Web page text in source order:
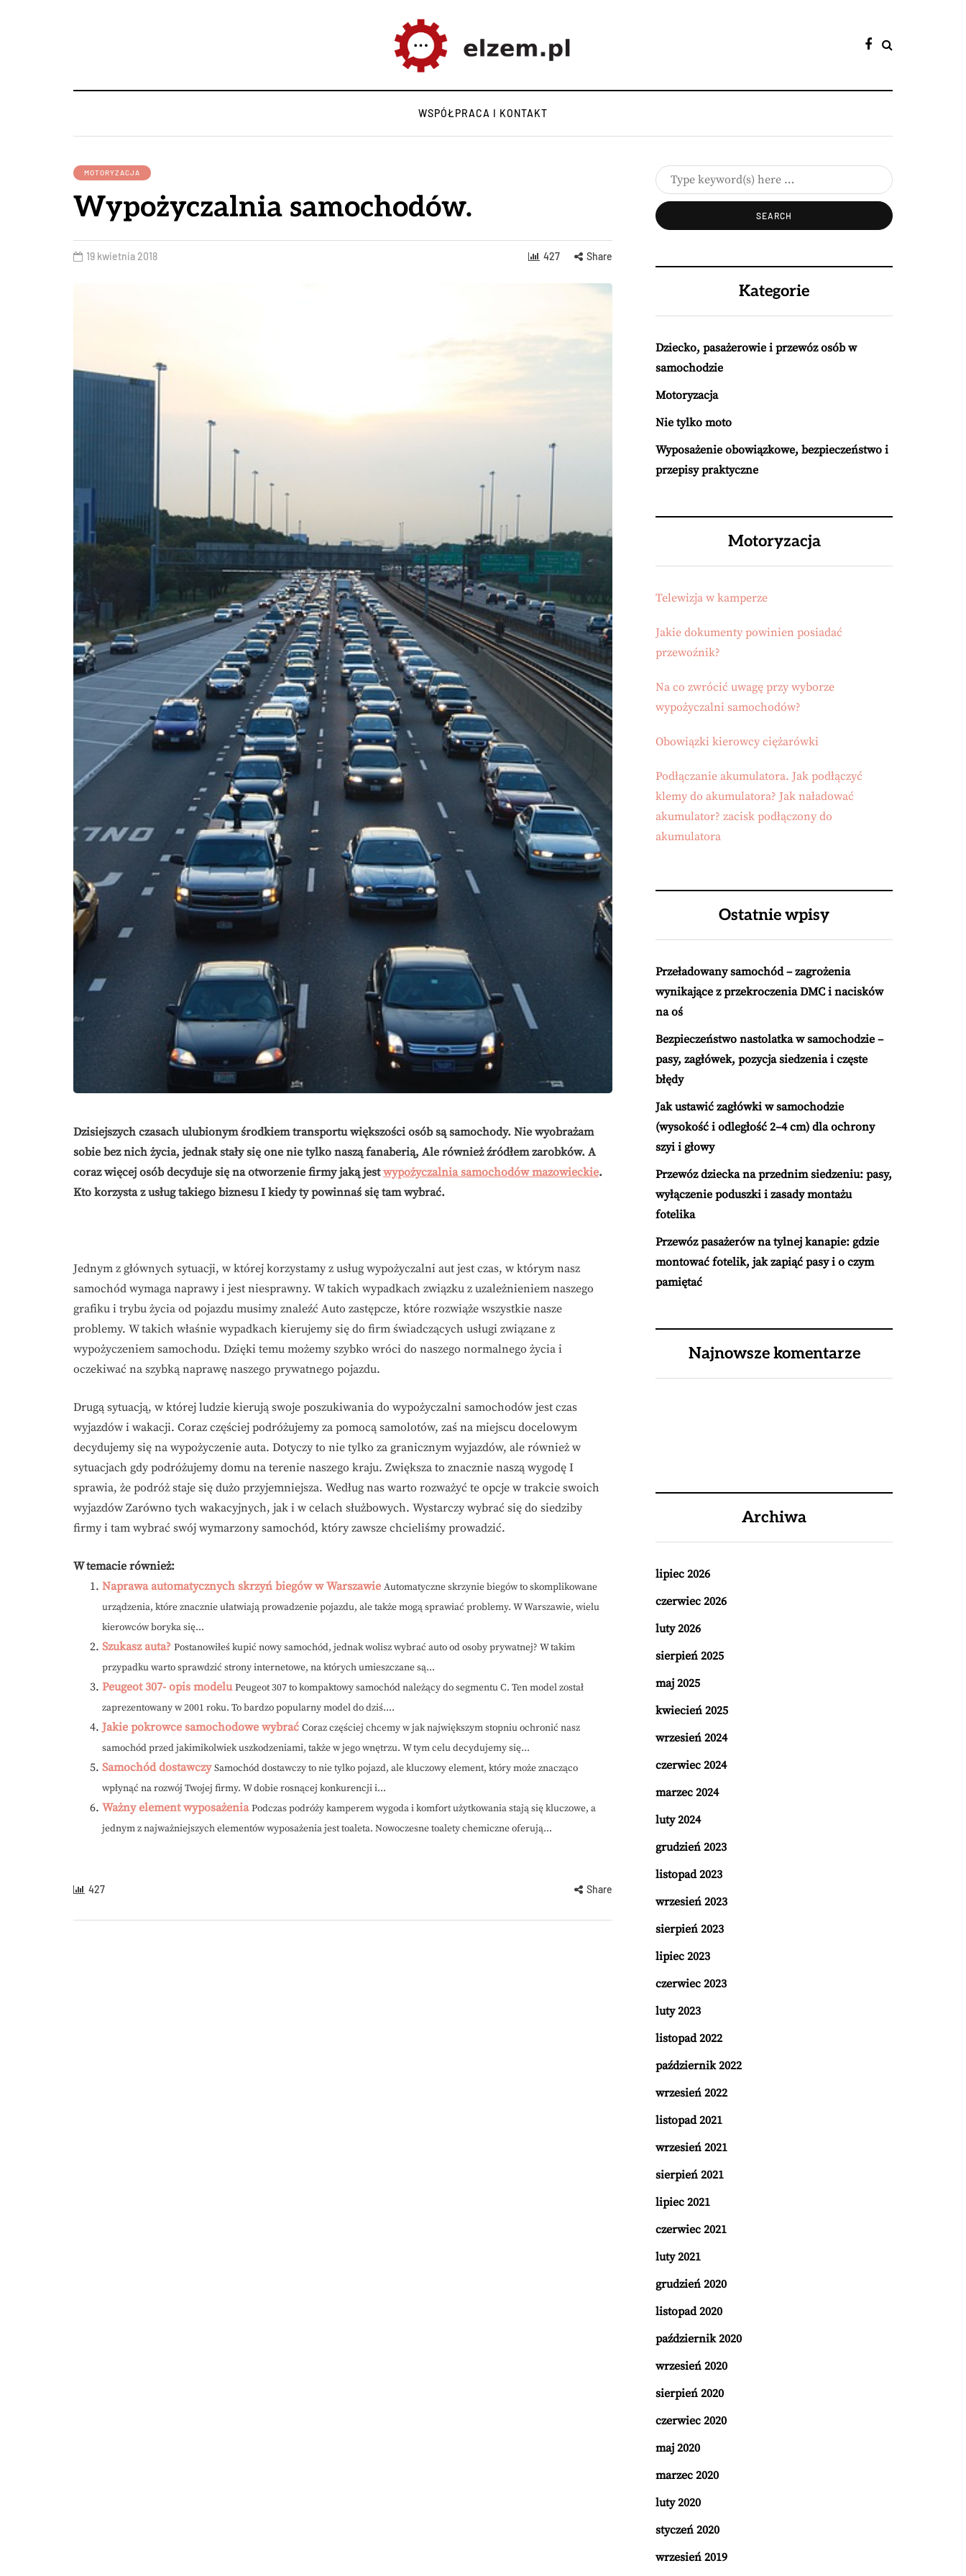
WSPÓŁPRACA I KONTAKT
MOTORYZACJA
Wypożyczalnia samochodów.
19 kwietnia 2018 427 Share
Dzisiejszych czasach ulubionym środkiem transportu większości osób są samochody. Nie wyobrażam
sobie bez nich życia, jednak stały się one nie tylko naszą fanaberią, Ale również źródłem zarobków. A
coraz więcej osób decyduje się na otworzenie firmy jaką jestwypożyczalnia samochodów mazowieckie.
Kto korzysta z usług takiego biznesu I kiedy ty powinnaś się tam wybrać.
Jednym z głównych sytuacji, w której korzystamy z usług wypożyczalni aut jest czas, w którym nasz
samochód wymaga naprawy i jest niesprawny. W takich wypadkach związku z uzależnieniem naszego
grafiku i trybu życia od pojazdu musimy znaleźć Auto zastępcze, które rozwiąże wszystkie nasze
problemy. W takich właśnie wypadkach kierujemy się do firm świadczących usługi związane z
wypożyczeniem samochodu. Dzięki temu możemy szybko wróci do naszego normalnego życia i
oczekiwać na szybką naprawę naszego prywatnego pojazdu.
Drugą sytuacją, w której ludzie kierują swoje poszukiwania do wypożyczalni samochodów jest czas
wyjazdów i wakacji. Coraz częściej podróżujemy za pomocą samolotów, zaś na miejscu docelowym
decydujemy się na wypożyczenie auta. Dotyczy to nie tylko za granicznym wyjazdów, ale również w
sytuacjach gdy podróżujemy domu na terenie naszego kraju. Zwiększa to znacznie naszą wygodę I
sprawia, że podróż staje się dużo przyjemniejsza. Według nas warto rozważyć te opcje w trakcie swoich
wyjazdów Zarówno tych wakacyjnych, jak i w celach służbowych. Wystarczy wybrać się do siedziby
firmy i tam wybrać swój wymarzony samochód, który zawsze chcieliśmy prowadzić.
W temacie również:
Naprawa automatycznych skrzyń biegów w Warszawie Automatyczne skrzynie biegów to skomplikowane
urządzenia, które znacznie ułatwiają prowadzenie pojazdu, ale także mogą sprawiać problemy. W Warszawie, wielu
kierowców boryka się...
Szukasz auta? Postanowiłeś kupić nowy samochód, jednak wolisz wybrać auto od osoby prywatnej? W takim
przypadku warto sprawdzić strony internetowe, na których umieszczane są...
Peugeot 307- opis modelu Peugeot 307 to kompaktowy samochód należący do segmentu C. Ten model został
zaprezentowany w 2001 roku. To bardzo popularny model do dziś....
Jakie pokrowce samochodowe wybrać Coraz częściej chcemy w jak największym stopniu ochronić nasz
samochód przed jakimikolwiek uszkodzeniami, także w jego wnętrzu. W tym celu decydujemy się...
Samochód dostawczy Samochód dostawczy to nie tylko pojazd, ale kluczowy element, który może znacząco
wpłynąć na rozwój Twojej firmy. W dobie rosnącej konkurencji i...
Ważny element wyposażenia Podczas podróży kamperem wygoda i komfort użytkowania stają się kluczowe, a
jednym z najważniejszych elementów wyposażenia jest toaleta. Nowoczesne toalety chemiczne oferują...
427 Share
Kategorie
Dziecko, pasażerowie i przewóz osób w
samochodzie
Motoryzacja
Nie tylko moto
Wyposażenie obowiązkowe, bezpieczeństwo i
przepisy praktyczne
Motoryzacja
Telewizja w kamperze
Jakie dokumenty powinien posiadać
przewoźnik?
Na co zwrócić uwagę przy wyborze
wypożyczalni samochodów?
Obowiązki kierowcy ciężarówki
Podłączanie akumulatora. Jak podłączyć
klemy do akumulatora? Jak naładować
akumulator? zacisk podłączony do
akumulatora
Ostatnie wpisy
Przeładowany samochód – zagrożenia
wynikające z przekroczenia DMC i nacisków
na oś
Bezpieczeństwo nastolatka w samochodzie –
pasy, zagłówek, pozycja siedzenia i częste
błędy
Jak ustawić zagłówki w samochodzie
(wysokość i odległość 2–4 cm) dla ochrony
szyi i głowy
Przewóz dziecka na przednim siedzeniu: pasy,
wyłączenie poduszki i zasady montażu
fotelika
Przewóz pasażerów na tylnej kanapie: gdzie
montować fotelik, jak zapiąć pasy i o czym
pamiętać
Najnowsze komentarze
Archiwa
lipiec 2026
czerwiec 2026
luty 2026
sierpień 2025
maj 2025
kwiecień 2025
wrzesień 2024
czerwiec 2024
marzec 2024
luty 2024
grudzień 2023
listopad 2023
wrzesień 2023
sierpień 2023
lipiec 2023
czerwiec 2023
luty 2023
listopad 2022
październik 2022
wrzesień 2022
listopad 2021
wrzesień 2021
sierpień 2021
lipiec 2021
czerwiec 2021
luty 2021
grudzień 2020
listopad 2020
październik 2020
wrzesień 2020
sierpień 2020
czerwiec 2020
maj 2020
marzec 2020
luty 2020
styczeń 2020
wrzesień 2019